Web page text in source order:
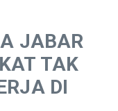
JABAR
TAK
DI